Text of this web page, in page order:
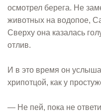
осмотрел берега. Не
животных на водопое,
Сверху она казалась
отлив.
И в это время он
хрипотцой, как у
— Не пей, пока не